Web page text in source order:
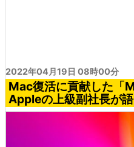
2022年04月19日 08時00分
Mac復活に貢献した「
Appleの上級副社長が